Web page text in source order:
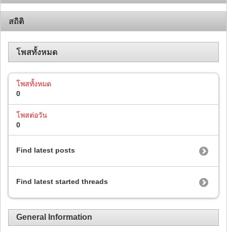
สถิติ
โพสทั้งหมด
โพสทั้งหมด
0
โพสต่อวัน
0
Find latest posts
Find latest started threads
General Information